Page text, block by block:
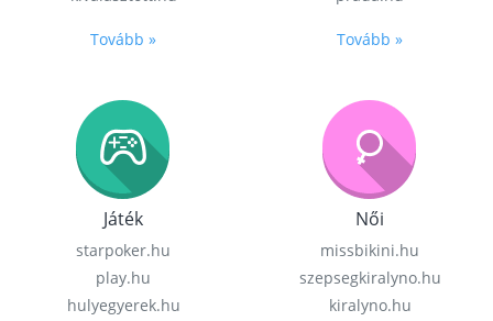
Tovább » Tovább »
Játék
starpoker.hu
play.hu
hulyegyerek.hu
Női
missbikini.hu
szepsegkiralyno.hu
kiralyno.hu